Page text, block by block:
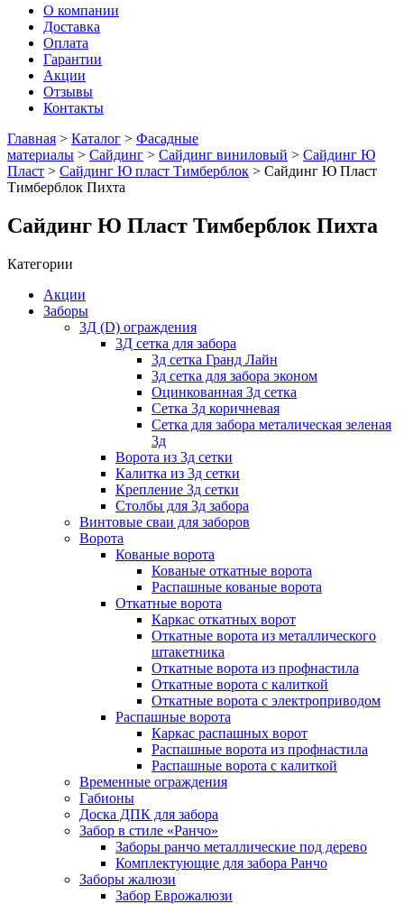
О компании
Доставка
Оплата
Гарантии
Акции
Отзывы
Контакты
Главная > Каталог > Фасадные
материалы > Сайдинг > Сайдинг виниловый > Сайдинг Ю
Пласт > Сайдинг Ю пласт Тимберблок > Сайдинг Ю Пласт
Тимберблок Пихта
Сайдинг Ю Пласт Тимберблок Пихта
Категории
Акции
Заборы
3Д (D) ограждения
3Д сетка для забора
3д сетка Гранд Лайн
3д сетка для забора эконом
Оцинкованная 3д сетка
Сетка 3д коричневая
Сетка для забора металическая зеленая
3д
Ворота из 3д сетки
Калитка из 3д сетки
Крепление 3д сетки
Столбы для 3д забора
Винтовые сваи для заборов
Ворота
Кованые ворота
Кованые откатные ворота
Распашные кованые ворота
Откатные ворота
Каркас откатных ворот
Откатные ворота из металлического
штакетника
Откатные ворота из профнастила
Откатные ворота с калиткой
Откатные ворота с электроприводом
Распашные ворота
Каркас распашных ворот
Распашные ворота из профнастила
Распашные ворота с калиткой
Временные ограждения
Габионы
Доска ДПК для забора
Забор в стиле «Ранчо»
Заборы ранчо металлические под дерево
Комплектующие для забора Ранчо
Заборы жалюзи
Забор Еврожалюзи